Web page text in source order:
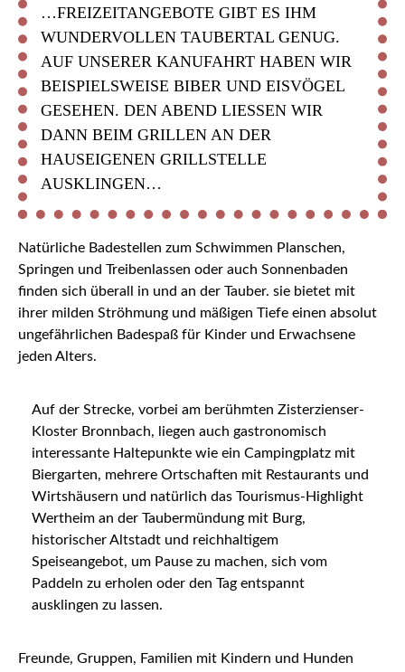
…FREIZEITANGEBOTE GIBT ES IHM
WUNDERVOLLEN TAUBERTAL GENUG.
AUF UNSERER KANUFAHRT HABEN WIR
BEISPIELSWEISE BIBER UND EISVÖGEL
GESEHEN. DEN ABEND LIESSEN WIR D
ANN BEIM GRILLEN AN DER H
AUSEIGENEN GRILLSTELLE A
USKLINGEN…
Natürliche Badestellen zum Schwimmen Planschen,
Springen und Treibenlassen oder auch Sonnenbaden
finden sich überall in und an der Tauber. sie bietet mit
ihrer milden Ströhmung und mäßigen Tiefe einen absolut
ungefährlichen Badespaß für Kinder und Erwachsene
jeden Alters.
Auf der Strecke, vorbei am berühmten Zisterzienser-
Kloster Bronnbach, liegen auch gastronomisch
interessante Haltepunkte wie ein Campingplatz mit
Biergarten, mehrere Ortschaften mit Restaurants und
Wirtshäusern und natürlich das Tourismus-Highlight
Wertheim an der Taubermündung mit Burg,
historischer Altstadt und reichhaltigem
Speiseangebot, um Pause zu machen, sich vom
Paddeln zu erholen oder den Tag entspannt
ausklingen zu lassen.
Freunde, Gruppen, Familien mit Kindern und Hunden